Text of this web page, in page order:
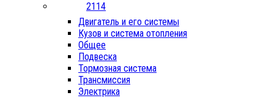
2114
Двигатель и его системы
Кузов и система отопления
Общее
Подвеска
Тормозная система
Трансмиссия
Электрика